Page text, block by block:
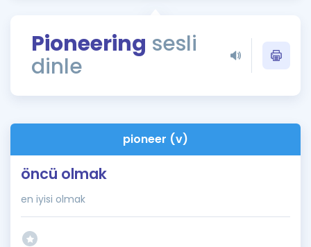
Rehberlik Aracı
ÖSYM Sınav Takvimi
İngilizce Gramer
Pioneering sesli
dinle
pioneer (v)
öncü olmak
en iyisi olmak